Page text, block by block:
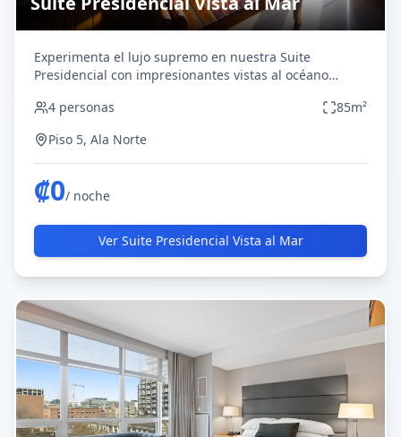
Experimenta el lujo supremo en nuestra Suite
Presidencial con impresionantes vistas al océano
estar separada, dormitorio king size, baño de mármol
con jacuzzi, terraza privada y acabados de primera
clase. Ideal para quienes buscan una experiencia
inolvidable en Costa Rica.
4 personas 85m²
Piso 5, Ala Norte
₡0/ noche
Ver Suite Presidencial Vista al Mar